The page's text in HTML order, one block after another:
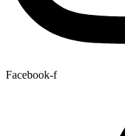
Facebook-f